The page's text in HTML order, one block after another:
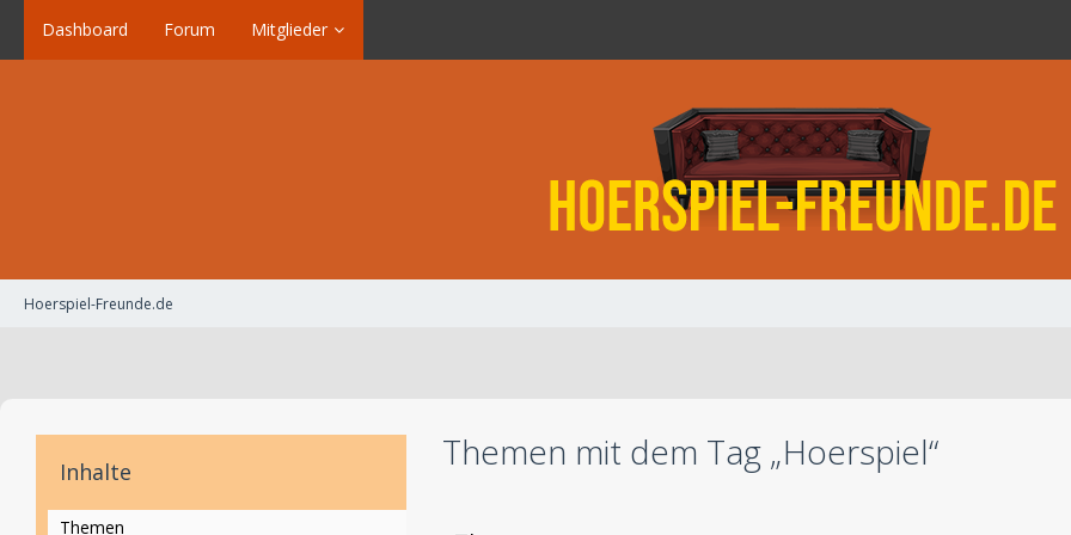
Dashboard Forum Mitglieder
Hoerspiel-Freunde.de
Inhalte
Themen
Themen mit dem Tag „Hoerspiel“